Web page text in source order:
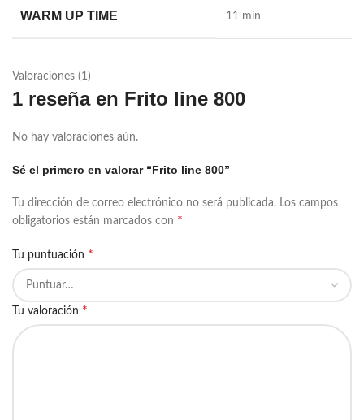
WARM UP TIME 11 min
Valoraciones (1)
1 reseña en Frito line 800
No hay valoraciones aún.
Sé el primero en valorar “Frito line 800”
Tu dirección de correo electrónico no será publicada. Los campos
obligatorios están marcados con *
Tu puntuación *
Tu valoración *